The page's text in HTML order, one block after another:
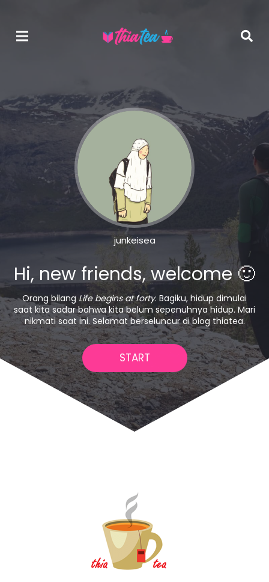
junkeisea
Hi, new friends, welcome 🙂
Orang bilang Life begins at forty. Bagiku, hidup dimulai
saat kita sadar bahwa kita belum sepenuhnya hidup. Mari
nikmati saat ini. Selamat berseluncur di blog thiatea.
START